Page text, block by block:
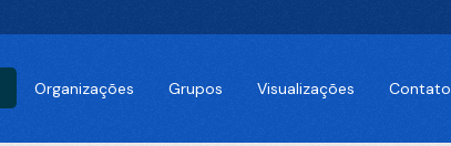
Organizações Grupos Visualizações Contato